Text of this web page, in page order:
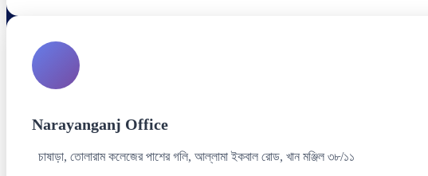
Narayanganj Office
চাষাড়া, তোলারাম কলেজের পাশের গলি, আল্লামা ইকবাল রোড, খান মঞ্জিল ৩৮/১১